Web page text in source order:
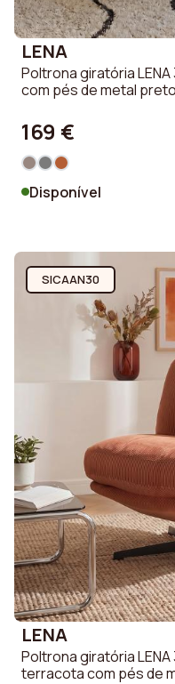
LENA
Poltrona giratória
com pés de metal preto
169 €
Disponível
SICAAN30
LENA
Poltrona giratória
terracota com pés de